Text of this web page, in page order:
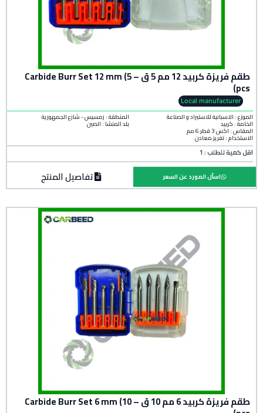
طقم فريزة كربيد 12 مم 5 ق – Carbide Burr Set 12 mm (5
pcs)
Local manufacturer
الموزع : الاسبانية للاستيراد و الصناعة
الخامة : كربيد
المنطقة : رمسيس - شارع الجمهورية
بلد المنشأ : الصين
المقاس : اكس 3 قطر 6 مم
الاستخدام : تفريز معادن
اقل كمية للطلب : 1
تفاصيل المنتج اسأل المورد عن السعر
طقم فريزة كربيد 6 مم 10 ق – Carbide Burr Set 6 mm (10